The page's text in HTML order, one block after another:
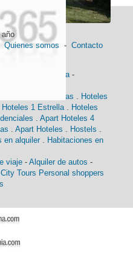
año
Quienes somos - Contacto
Historia -
Hoteles 4 Estrellas
Hoteles
Hoteles 1 Estrella
Hoteles
Apart Hoteles 4
Apart Hoteles Hostels
en alquiler
Habitaciones en
viaje - Alquiler de autos -
City Tours Personal shoppers